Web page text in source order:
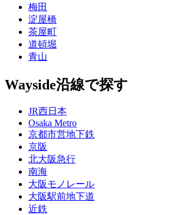
梅田
淀屋橋
茶屋町
道頓堀
青山
Wayside沿線で探す
JR西日本
Osaka Metro
京都市営地下鉄
京阪
北大阪急行
南海
大阪モノレール
大阪駅前地下道
近鉄